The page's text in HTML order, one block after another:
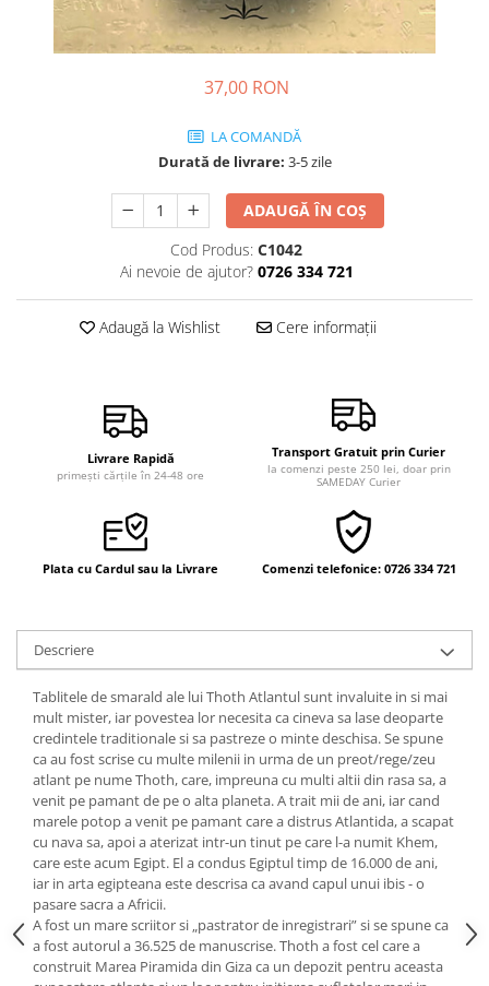
Viata după moarte
Non-dualitate
Relații de cuplu
Sexualitate
Inspiraţie divină
Viaţa de după moarte
Cristale
Yoga
Oracol
Spiritualitate şi ştiinţă
Fără categorie
Cunoaștere
37,00 RON
LA COMANDĂ
Durată de livrare: 3-5 zile
ADAUGĂ ÎN COȘ
Cod Produs: C1042
Ai nevoie de ajutor? 0726 334 721
Adaugă la Wishlist Cere informații
Livrare Rapidă
primești cărțile în 24-48 ore
Transport Gratuit prin Curier
la comenzi peste 250 lei, doar prin
SAMEDAY Curier
Plata cu Cardul sau la Livrare Comenzi telefonice: 0726 334 721
Descriere
Tablitele de smarald ale lui Thoth Atlantul sunt invaluite in si mai
mult mister, iar povestea lor necesita ca cineva sa lase deoparte
credintele traditionale si sa pastreze o minte deschisa. Se spune
ca au fost scrise cu multe milenii in urma de un preot/rege/zeu
atlant pe nume Thoth, care, impreuna cu multi altii din rasa sa, a
venit pe pamant de pe o alta planeta. A trait mii de ani, iar cand
marele potop a venit pe pamant care a distrus Atlantida, a scapat
cu nava sa, apoi a aterizat intr-un tinut pe care l-a numit Khem,
care este acum Egipt. El a condus Egiptul timp de 16.000 de ani,
iar in arta egipteana este descrisa ca avand capul unui ibis - o
pasare sacra a Africii.
A fost un mare scriitor si „pastrator de inregistrari” si se spune ca
a fost autorul a 36.525 de manuscrise. Thoth a fost cel care a
construit Marea Piramida din Giza ca un depozit pentru aceasta